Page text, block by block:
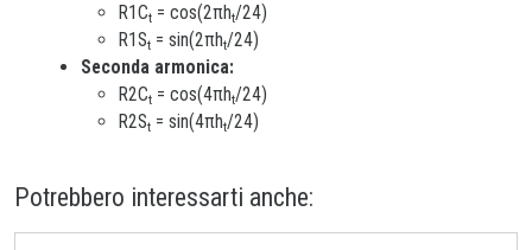
R1Ct = cos(2πht/24)
R1St = sin(2πht/24)
Seconda armonica:
R2Ct = cos(4πht/24)
R2St = sin(4πht/24)
Potrebbero interessarti anche: